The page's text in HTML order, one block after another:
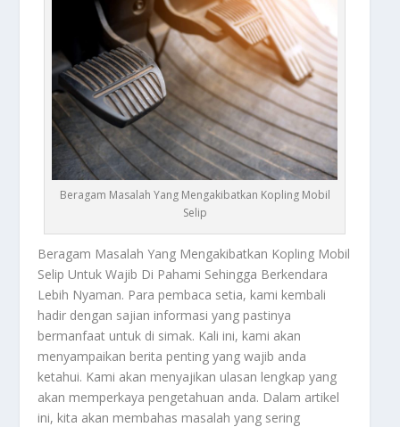
Beragam Masalah Yang Mengakibatkan Kopling Mobil
Selip
Beragam Masalah Yang Mengakibatkan Kopling Mobil
Selip Untuk Wajib Di Pahami Sehingga Berkendara
Lebih Nyaman. Para pembaca setia, kami kembali
hadir dengan sajian informasi yang pastinya
bermanfaat untuk di simak. Kali ini, kami akan
menyampaikan berita penting yang wajib anda
ketahui. Kami akan menyajikan ulasan lengkap yang
akan memperkaya pengetahuan anda. Dalam artikel
ini, kita akan membahas masalah yang sering